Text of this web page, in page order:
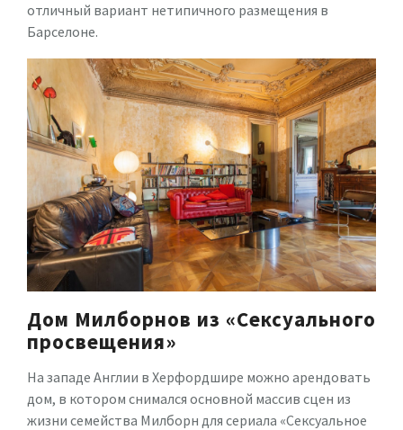
отличный вариант нетипичного размещения в
Барселоне.
Дом Милборнов из «Сексуального
просвещения»
На западе Англии в Херфордшире можно арендовать
дом, в котором снимался основной массив сцен из
жизни семейства Милборн для сериала «Сексуальное